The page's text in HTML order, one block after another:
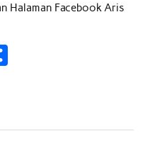
Halaman Facebook Aris